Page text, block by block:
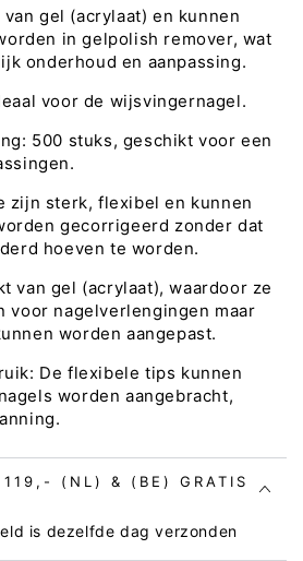
gel (acrylaat) en kunnen
in gelpolish remover, wat
onderhoud en aanpassing.
voor de wijsvingernagel.
500 stuks, geschikt voor een
zijn sterk, flexibel en kunnen
gecorrigeerd zonder dat
hoeven te worden.
van gel (acrylaat), waardoor ze
voor nagelverlengingen maar
worden aangepast.
De flexibele tips kunnen
worden aangebracht,
119,- (NL) & (BE) GRATIS
is dezelfde dag verzonden